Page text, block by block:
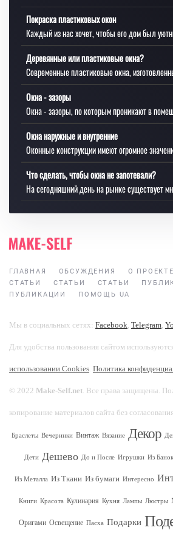
Покраска пластиковых окон
Каждый из нас хочет, чтобы его дом был
Деревянные или пластиковые окна?
Современные пластиковые окна,
Окна - зазоры
Окна - зазоры, по которым проникают в
Окна наружные и внутренние
Оконные конструкции имеют огромное
Что сделать, чтобы окна не запотевали?
На сегодняшний день на рынке существует
ГЛАВНАЯ ОБСУЖДЕНИЯ О ПРОЕКТЕ
СТАТЬИ
СТАТЬИ СТАТЬИ
ПУБЛИКАЦИИ
ПОМОЩЬ UA
Мы в социальных сетях: Facebook Telegram
Для удобства пользования сайтом
использовании Cookies Политика
© 2022 Make-Self.net . Все права защищены.
копирование материалов сайта без
Браслеты Вечеринки Винтаж Вязание Декор
Дети Дешево До и После Игрушки Из Банок
Из Металла Из Ткани Из бумаги Интересно
Книги Красота Кулинария Кухня Лампы Люстры
Оригами Освещение Пасха Подарки